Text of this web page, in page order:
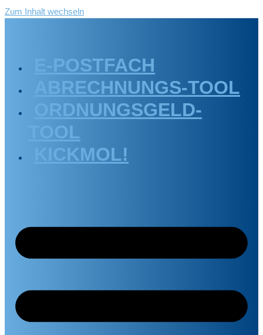
Zum Inhalt wechseln
E-POSTFACH
ABRECHNUNGS-TOOL
ORDNUNGSGELD-
TOOL
KICKMOL!